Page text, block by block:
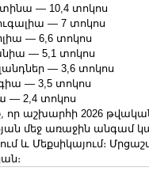
— 10,4 տոկոս
— 7 տոկոս
— 6,6 տոկոս
— 5,1 տոկոս
— 3,6 տոկոս
— 3,5 տոկոս
— 2,4 տոկոս
որ աշխարհի 2026
մեջ առաջին անգամ
և Մեքսիկայում։